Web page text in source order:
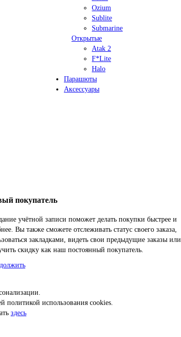
Ozium
Sublite
Submarine
Открытые
Atak 2
F*Lite
Halo
Парашюты
Аксессуары
покупатель
учётной записи поможет делать покупки быстрее и
Вы также сможете отслеживать статус своего заказа,
закладками, видеть свои предыдущие заказы или
скидку как наш постоянный покупатель.
использования cookies.
здесь